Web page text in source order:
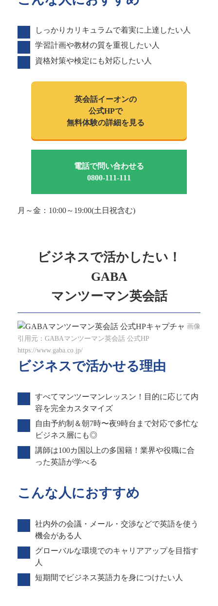
しっかりカリキュラムで着実に上達したい人
学習計画や教材の質を重視したい人
資格対策や検定にも対応したい人
英会話イーオンの
公式HPで
無料体験の詳細を見る
電話で問い合わせる
0800-111-111
月～金：10:00～19:00(土日祝含む)
ビジネスで活かしたい！
GABA
マンツーマン英会話
画像
引用元：GABAマンツーマン英会話 公式HP
https://www.gaba.co.jp/
ビジネスで活かせる理由
すべてマンツーマンレッスン！目的に応じて内
容を完全カスタマイズ
自由予約制＆朝7時〜夜9時台まで対応で多忙な
ビジネス層にも◎
講師は100カ国以上の多国籍！業界や役職に合
った英語が学べる
こんな人におすすめ
社内外の会議・メール・交渉などで英語を使う
機会がある人
グローバルな環境でのキャリアアップを目指す
人
短期間でビジネス英語力を身につけたい人